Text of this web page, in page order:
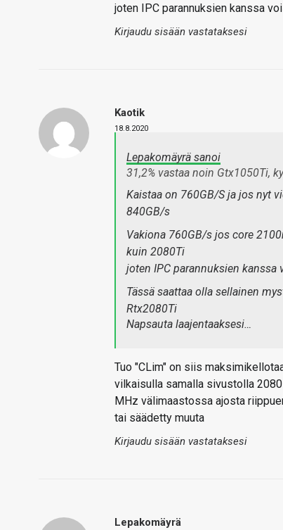
joten IPC parannuksien kanssa
Kirjaudu sisään vastataksesi
Kaotik
18.8.2020
Lepakomäyrä sanoi
31,2% vastaa noin Gtx1050Ti,
Kaistaa on 760GB/S ja jos nyt
840GB/s
Vakiona 760GB/s jos core
kuin 2080Ti
joten IPC parannuksien
Tässä saattaa olla sellainen
Rtx2080Ti
Napsauta laajentaaksesi…
Tuo "CLim" on siis
vilkaisulla samalla sivustolla
MHz välimaastossa ajosta
tai säädetty muuta
Kirjaudu sisään vastataksesi
Lepakomäyrä